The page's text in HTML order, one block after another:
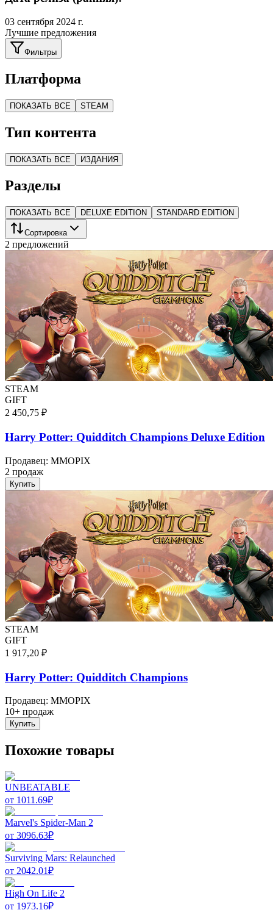
03 сентября 2024 г.
Лучшие предложения
Фильтры
Платформа
ПОКАЗАТЬ ВСЕ STEAM
Тип контента
ПОКАЗАТЬ ВСЕ ИЗДАНИЯ
Разделы
ПОКАЗАТЬ ВСЕ DELUXE EDITION STANDARD EDITION
Сортировка
2 предложений
STEAM
GIFT
2 450,75 ₽
Harry Potter: Quidditch Champions Deluxe Edition
Продавец: MMOPIX
2 продаж
Купить
STEAM
GIFT
1 917,20 ₽
Harry Potter: Quidditch Champions
Продавец: MMOPIX
10+ продаж
Купить
Похожие товары
UNBEATABLE
от 1011.69₽
Marvel's Spider-Man 2
от 3096.63₽
Surviving Mars: Relaunched
от 2042.01₽
High On Life 2
от 1973.16₽